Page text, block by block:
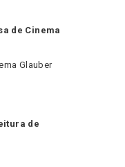
de Cinema
Glauber
de